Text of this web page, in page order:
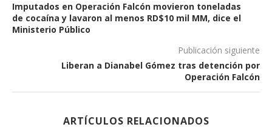
Imputados en Operación Falcón movieron toneladas
de cocaína y lavaron al menos RD$10 mil MM, dice el
Ministerio Público
Publicación siguiente
Liberan a Dianabel Gómez tras detención por
Operación Falcón
ARTÍCULOS RELACIONADOS